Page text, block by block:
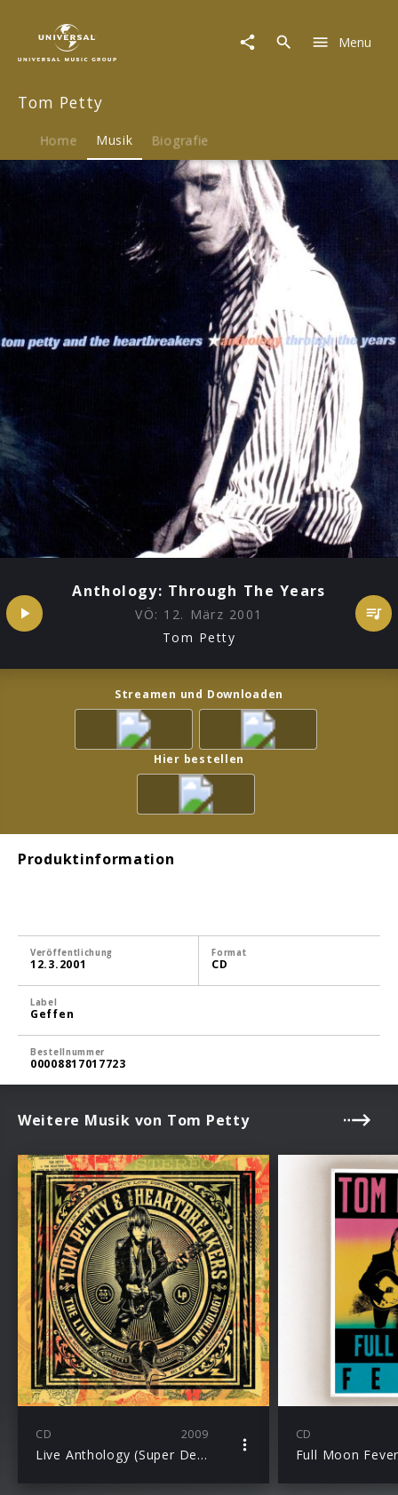
Musik
Anthology:
Years
Menu
Tom Petty
Home Musik Biografie
Anthology: Through The Years
VÖ: 12. März 2001
Tom Petty
Streamen und Downloaden
Hier bestellen
Produktinformation
Veröffentlichung
12.3.2001
Format
CD
Label
Geffen
Bestellnummer
00008817017723
Weitere Musik von Tom Petty
CD 2009
Live Anthology (Super Deluxe Box Set)
CD
Full Moon Fever